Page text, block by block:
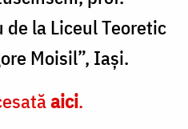
de la Liceul Teoretic
Moisil”, Iași.
aici.